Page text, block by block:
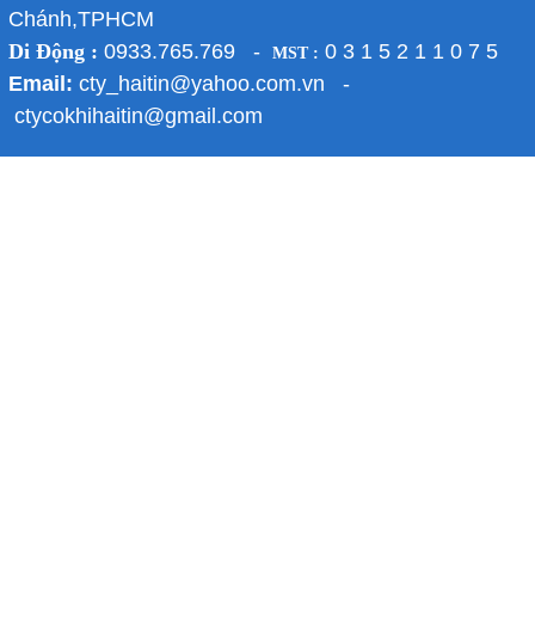
Chánh,TPHCM
Di Động : 0933.765.769 - MST : 0 3 1 5 2 1 1 0 7 5
Email: cty_haitin@yahoo.com.vn -
ctycokhihaitin@gmail.com